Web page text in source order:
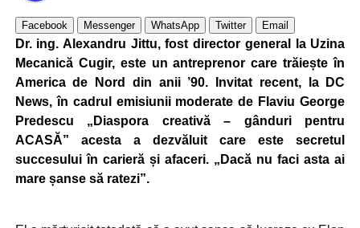
Facebook Messenger WhatsApp Twitter Email
Dr. ing. Alexandru Jittu, fost director general la Uzina
Mecanică Cugir, este un antreprenor care trăiește în
America de Nord din anii ’90. Invitat recent, la DC
News, în cadrul emisiunii moderate de Flaviu George
Predescu „Diaspora creativă – gânduri pentru
ACASĂ” acesta a dezvăluit care este secretul
succesului în carieră și afaceri. „Dacă nu faci asta ai
mare șanse să ratezi”.